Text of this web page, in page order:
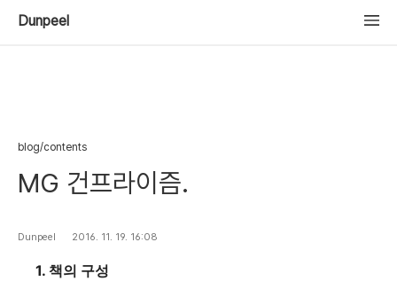
Dunpeel
blog/contents
MG 건프라이즘.
Dunpeel 2016. 11. 19. 16:08
1. 책의 구성